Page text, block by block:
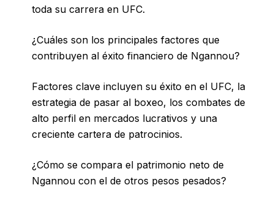
toda su carrera en UFC.
¿Cuáles son los principales factores que
contribuyen al éxito financiero de Ngannou?
Factores clave incluyen su éxito en el UFC, la
estrategia de pasar al boxeo, los combates de
alto perfil en mercados lucrativos y una
creciente cartera de patrocinios.
¿Cómo se compara el patrimonio neto de
Ngannou con el de otros pesos pesados?